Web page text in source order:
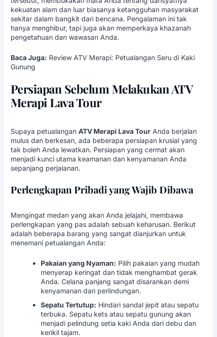
kekuatan alam dan luar biasanya ketangguhan masyarakat
sekitar dalam bangkit dari bencana. Pengalaman ini tak
hanya menghibur, tapi juga akan memperkaya khazanah
pengetahuan dan wawasan Anda.
Baca Juga: Review ATV Merapi: Petualangan Seru di Kaki
Gunung
Persiapan Sebelum Melakukan ATV
Merapi Lava Tour
Supaya petualangan ATV Merapi Lava TourAnda berjalan
mulus dan berkesan, ada beberapa persiapan krusial yang
tak boleh Anda lewatkan. Persiapan yang cermat akan
menjadi kunci utama keamanan dan kenyamanan Anda
sepanjang perjalanan.
Perlengkapan Pribadi yang Wajib Dibawa
Mengingat medan yang akan Anda jelajahi, membawa
perlengkapan yang pas adalah sebuah keharusan. Berikut
adalah beberapa barang yang sangat dianjurkan untuk
menemani petualangan Anda:
Pakaian yang Nyaman: Pilih pakaian yang mudah
menyerap keringat dan tidak menghambat gerak
Anda. Celana panjang sangat disarankan demi
kenyamanan dan perlindungan.
Sepatu Tertutup: Hindari sandal jepit atau sepatu
terbuka. Sepatu kets atau sepatu gunung akan
menjadi pelindung setia kaki Anda dari debu dan
kerikil tajam.